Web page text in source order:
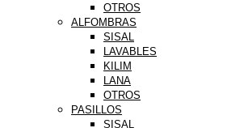
OTROS
ALFOMBRAS
SISAL
LAVABLES
KILIM
LANA
OTROS
PASILLOS
SISAL